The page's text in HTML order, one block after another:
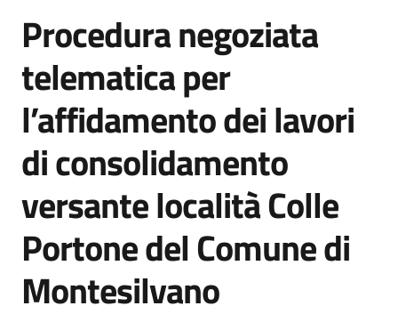
Procedura negoziata
telematica per
l’affidamento dei lavori
di consolidamento
versante località Colle
Portone del Comune di
Montesilvano